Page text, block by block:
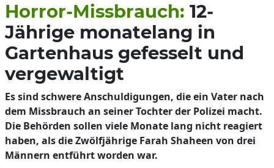
Horror-Missbrauch: 12-
Jährige monatelang in
Gartenhaus gefesselt und
vergewaltigt
Es sind schwere Anschuldigungen, die ein Vater nach
dem Missbrauch an seiner Tochter der Polizei macht.
Die Behörden sollen viele Monate lang nicht reagiert
haben, als die Zwölfjährige Farah Shaheen von drei
Männern entführt worden war.